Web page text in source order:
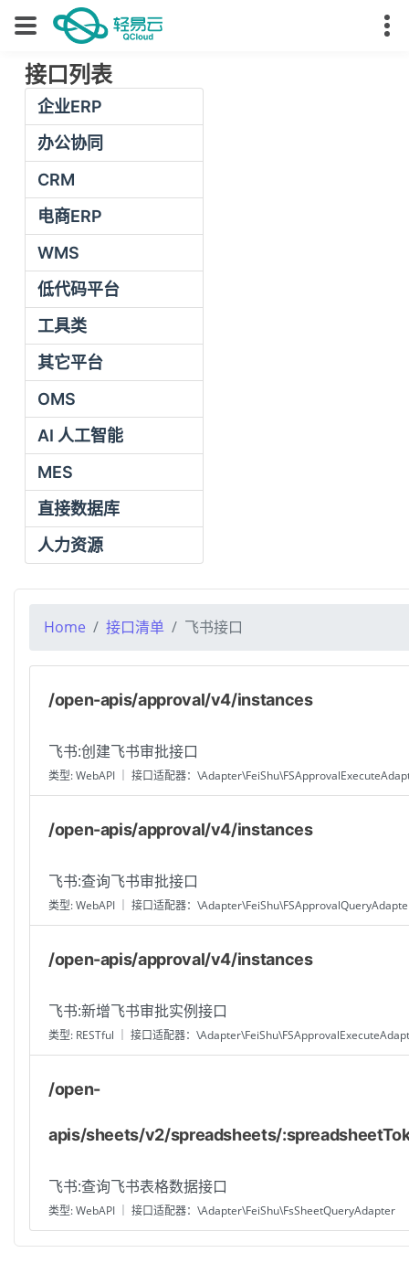
接口列表
企业ERP
办公协同
CRM
电商ERP
WMS
低代码平台
工具类
其它平台
OMS
AI 人工智能
MES
直接数据库
人力资源
Home 接口清单 飞书接口
/open-apis/approval/v4/instances
飞书:创建飞书审批接口
类型: WebAPI ｜ 接口适配器：
/open-apis/approval/v4/instances
飞书:查询飞书审批接口
类型: WebAPI ｜ 接口适配器：
/open-apis/approval/v4/instances
飞书:新增飞书审批实例接口
类型: RESTful ｜ 接口适配器：
/open-
apis/sheets/v2/spreadsheets/
飞书:查询飞书表格数据接口
类型: WebAPI ｜ 接口适配器：\Adapter\FeiShu\FsSheetQueryAdapter